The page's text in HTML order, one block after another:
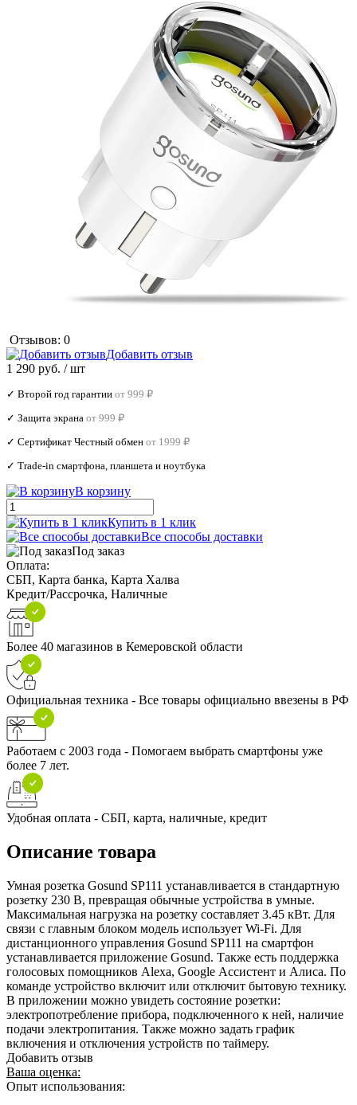
Отзывов: 0
Добавить отзыв
1 290 руб. / шт
✓ Второй год гарантии от 999 ₽
✓ Защита экрана от 999 ₽
✓ Сертификат Честный обмен от 1999 ₽
✓ Trade‑in смартфона, планшета и ноутбука
В корзину
Купить в 1 клик
Все способы доставки
Под заказ
Оплата:
СБП, Карта банка, Карта Халва
Кредит/Рассрочка, Наличные
Более 40 магазинов в Кемеровской области
Официальная техника - Все товары официально ввезены в РФ
Работаем с 2003 года - Помогаем выбрать смартфоны уже
более 7 лет.
Удобная оплата - СБП, карта, наличные, кредит
Описание товара
Умная розетка Gosund SP111 устанавливается в стандартную
розетку 230 В, превращая обычные устройства в умные.
Максимальная нагрузка на розетку составляет 3.45 кВт. Для
связи с главным блоком модель использует Wi-Fi. Для
дистанционного управления Gosund SP111 на смартфон
устанавливается приложение Gosund. Также есть поддержка
голосовых помощников Alexa, Google Ассистент и Алиса. По
команде устройство включит или отключит бытовую технику.
В приложении можно увидеть состояние розетки:
электропотребление прибора, подключенного к ней, наличие
подачи электропитания. Также можно задать график
включения и отключения устройств по таймеру.
Добавить отзыв
Ваша оценка:
Опыт использования: